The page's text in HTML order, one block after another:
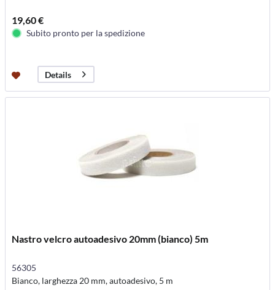
19,60 €
Subito pronto per la spedizione
Details
Nastro velcro autoadesivo 20mm (bianco) 5m
56305
Bianco, larghezza 20 mm, autoadesivo, 5 m